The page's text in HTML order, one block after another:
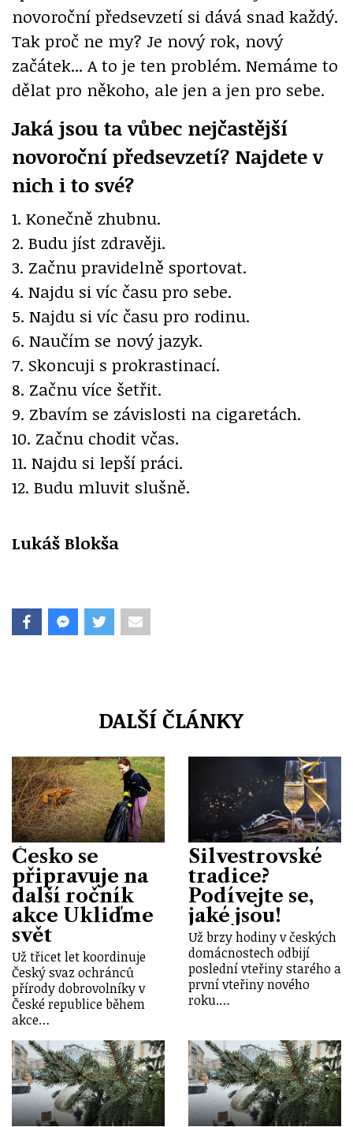
novoroční předsevzetí si dává snad každý.
Tak proč ne my? Je nový rok, nový
začátek... A to je ten problém. Nemáme to
dělat pro někoho, ale jen a jen pro sebe.
Jaká jsou ta vůbec nejčastější
novoroční předsevzetí? Najdete v
nich i to své?
1. Konečně zhubnu.
2. Budu jíst zdravěji.
3. Začnu pravidelně sportovat.
4. Najdu si víc času pro sebe.
5. Najdu si víc času pro rodinu.
6. Naučím se nový jazyk.
7. Skoncuji s prokrastinací.
8. Začnu více šetřit.
9. Zbavím se závislosti na cigaretách.
10. Začnu chodit včas.
11. Najdu si lepší práci.
12. Budu mluvit slušně.
Lukáš Blokša
DALŠÍ ČLÁNKY
Česko se
připravuje na
další ročník
akce Ukliďme
svět
Už třicet let koordinuje
Český svaz ochránců
přírody dobrovolníky v
České republice během
akce…
Silvestrovské
tradice?
Podívejte se,
jaké jsou!
Už brzy hodiny v českých
domácnostech odbijí
poslední vteřiny starého a
první vteřiny nového
roku.…